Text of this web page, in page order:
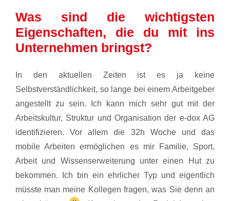
Was sind die wichtigsten
Eigenschaften, die du mit ins
Unternehmen bringst?
In den aktuellen Zeiten ist es ja keine
Selbstverständlichkeit, so lange bei einem Arbeitgeber
angestellt zu sein. Ich kann mich sehr gut mit der
Arbeitskultur, Struktur und Organisation der e-dox AG
identifizieren. Vor allem die 32h Woche und das
mobile Arbeiten ermöglichen es mir Familie, Sport,
Arbeit und Wissenserweiterung unter einen Hut zu
bekommen. Ich bin ein ehrlicher Typ und eigentlich
müsste man meine Kollegen fragen, was Sie denn an